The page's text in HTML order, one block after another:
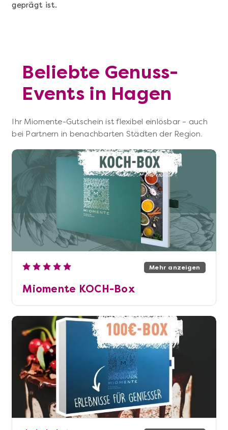
geprägt ist.
Beliebte Genuss-
Events in Hagen
Ihr Miomente-Gutschein ist flexibel einlösbar – auch
bei Partnern in benachbarten Städten der Region.
Mehr anzeigen
Miomente KOCH-Box